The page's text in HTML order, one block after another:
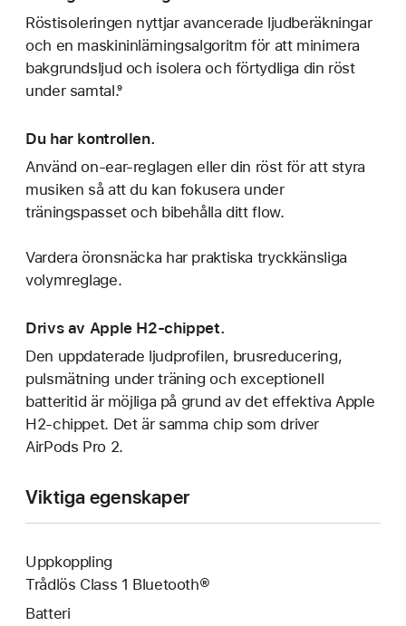
Röstisoleringen nyttjar avancerade ljudberäkningar
och en maskininlärningsalgoritm för att minimera
bakgrundsljud och isolera och förtydliga din röst
under samtal.⁹
Du har kontrollen.
Använd on-ear-reglagen eller din röst för att styra
musiken så att du kan fokusera under
träningspasset och bibehålla ditt flow.
Vardera öronsnäcka har praktiska tryckkänsliga
volymreglage.
Drivs av Apple H2-chippet.
Den uppdaterade ljudprofilen, brusreducering,
pulsmätning under träning och exceptionell
batteritid är möjliga på grund av det effektiva Apple
H2-chippet. Det är samma chip som driver
AirPods Pro 2.
Viktiga egenskaper
Uppkoppling
Trådlös Class 1 Bluetooth®
Batteri